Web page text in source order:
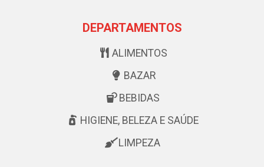
DEPARTAMENTOS
ALIMENTOS
BAZAR
BEBIDAS
HIGIENE, BELEZA E SAÚDE
LIMPEZA